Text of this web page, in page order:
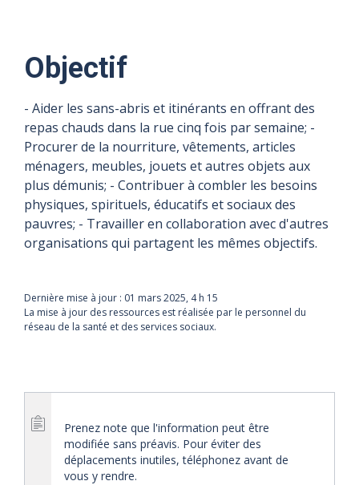
Objectif
- Aider les sans-abris et itinérants en offrant des
repas chauds dans la rue cinq fois par semaine; -
Procurer de la nourriture, vêtements, articles
ménagers, meubles, jouets et autres objets aux
plus démunis; - Contribuer à combler les besoins
physiques, spirituels, éducatifs et sociaux des
pauvres; - Travailler en collaboration avec d'autres
organisations qui partagent les mêmes objectifs.
Dernière mise à jour : 01 mars 2025, 4 h 15
La mise à jour des ressources est réalisée par le personnel du
réseau de la santé et des services sociaux.
Prenez note que l'information peut être
modifiée sans préavis. Pour éviter des
déplacements inutiles, téléphonez avant de
vous y rendre.